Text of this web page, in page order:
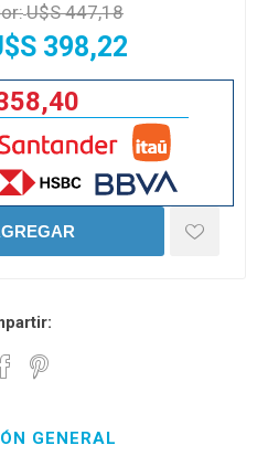
U$S 447,18
398,22
GENERAL